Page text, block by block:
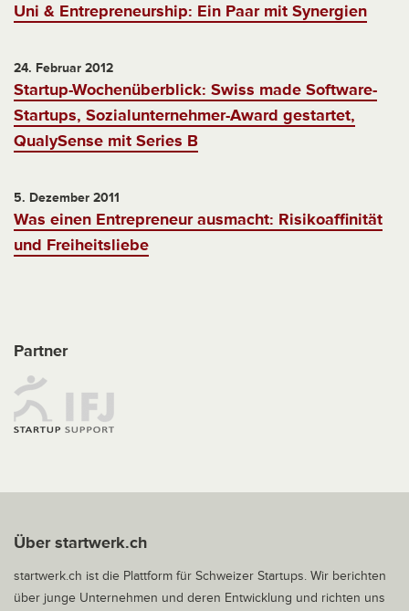
Uni & Entrepreneurship: Ein Paar mit Synergien
24. Februar 2012
Startup-Wochenüberblick: Swiss made Software-
Startups, Sozialunternehmer-Award gestartet,
QualySense mit Series B
5. Dezember 2011
Was einen Entrepreneur ausmacht: Risikoaffinität
und Freiheitsliebe
Partner
Über startwerk.ch
startwerk.ch ist die Plattform für Schweizer Startups. Wir berichten
über junge Unternehmen und deren Entwicklung und richten uns